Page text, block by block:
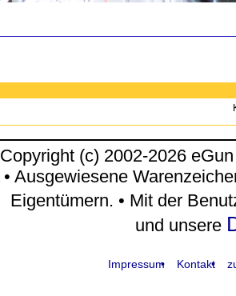
Copyright (c) 2002-2026
• Ausgewiesene
Eigentümern. • Mit der
und unsere
Impressum Kontakt